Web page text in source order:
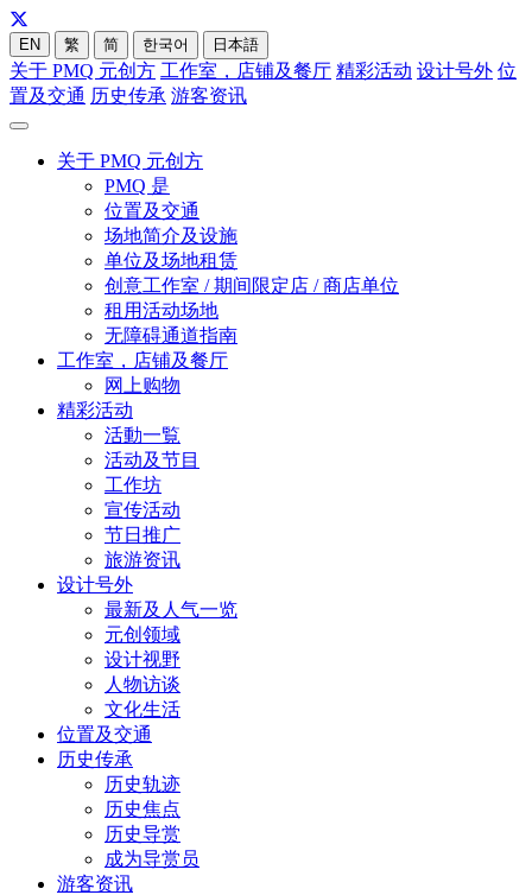
EN 繁 简 한국어 日本語
关于 PMQ 元创方 工作室，店铺及餐厅 精彩活动 设计号外 位
置及交通 历史传承 游客资讯
关于 PMQ 元创方
PMQ 是
位置及交通
场地简介及设施
单位及场地租赁
创意工作室 / 期间限定店 / 商店单位
租用活动场地
无障碍通道指南
工作室，店铺及餐厅
网上购物
精彩活动
活動一覧
活动及节目
工作坊
宣传活动
节日推广
旅游资讯
设计号外
最新及人气一览
元创领域
设计视野
人物访谈
文化生活
位置及交通
历史传承
历史轨迹
历史焦点
历史导赏
成为导赏员
游客资讯